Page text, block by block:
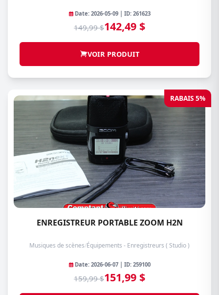
Date: 2026-05-09 | ID: 261623
149,99 $142,49 $
VOIR PRODUIT
RABAIS 5%
ENREGISTREUR PORTABLE ZOOM H2N
Musiques de scènes/Équipements - Enregistreurs ( Studio )
Date: 2026-06-07 | ID: 259100
159,99 $151,99 $